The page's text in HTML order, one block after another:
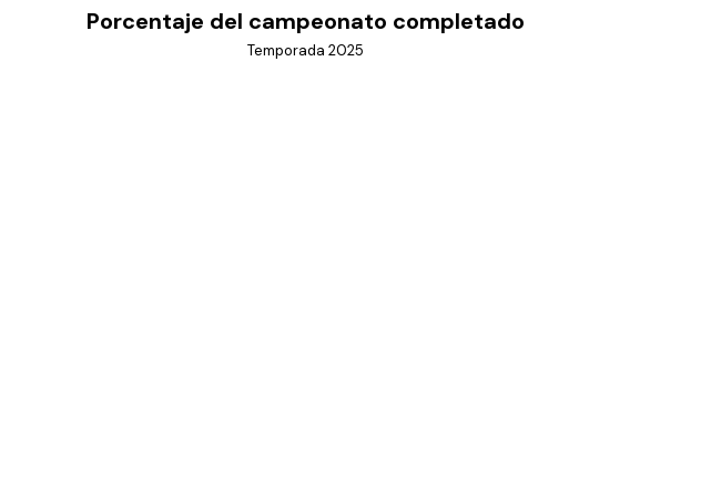
Porcentaje del campeonato completado
Temporada 2025